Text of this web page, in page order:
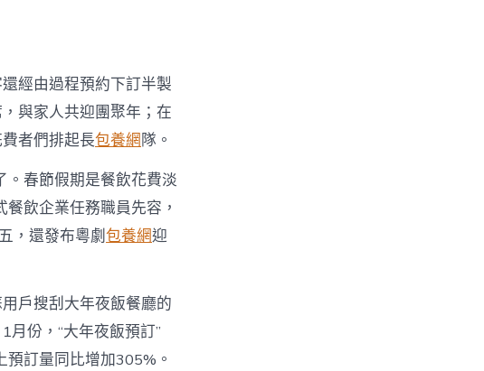
經由過程預約下訂半製
與家人共迎團聚年；在
者們排起長包養網隊。
。春節假期是餐飲花費淡
飲企業任務職員先容，
，還發布粵劇包養網迎
戶搜刮大年夜飯餐廳的
份，“大年夜飯預訂”
訂量同比增加305%。